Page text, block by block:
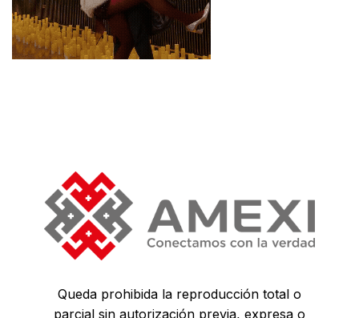
Queda prohibida la reproducción total o
parcial sin autorización previa, expresa o